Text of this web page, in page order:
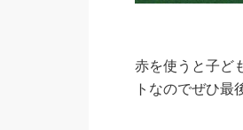
赤を使うと子ど
トなのでぜひ